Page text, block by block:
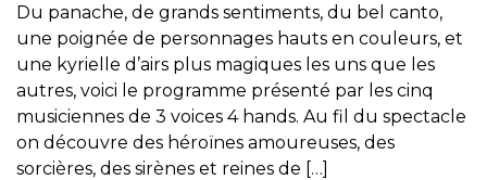
Du panache, de grands sentiments, du bel canto,
une poignée de personnages hauts en couleurs, et
une kyrielle d’airs plus magiques les uns que les
autres, voici le programme présenté par les cinq
musiciennes de 3 voices 4 hands. Au fil du spectacle
on découvre des héroïnes amoureuses, des
sorcières, des sirènes et reines de […]